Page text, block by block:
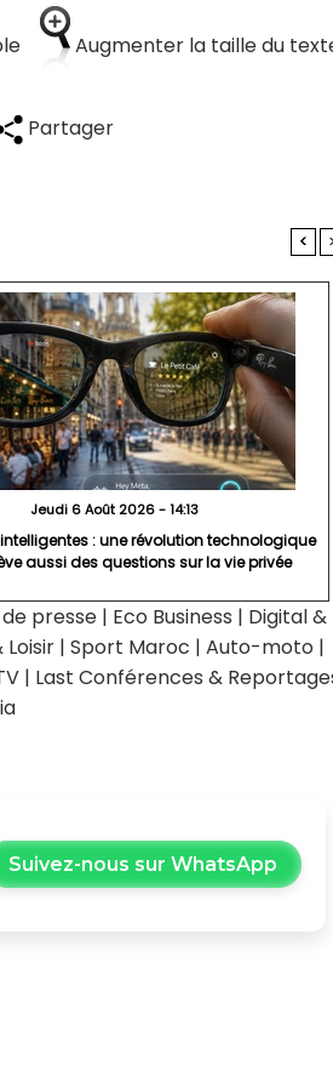
Augmenter la taille du
Partager
< >
Jeudi 6 Août 2026 - 14:13
: une révolution technologique
aussi des questions sur la vie privée
presse | Eco Business | Digital &
Loisir | Sport Maroc | Auto-moto |
| Last Conférences &
Suivez-nous sur WhatsApp